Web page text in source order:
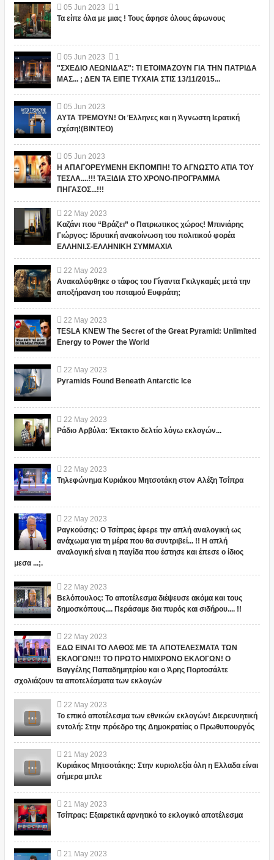
05 Jun 2023
1
Τα είπε όλα με μιας ! Τους άφησε όλους άφωνους
05 Jun 2023
1
"ΣΧΕΔΙΟ ΛΕΩΝΙΔΑΣ": ΤΙ ΕΤΟΙΜΑΖΟΥΝ ΓΙΑ ΤΗΝ ΠΑΤΡΙΔΑ
ΜΑΣ... ; ΔΕΝ ΤΑ ΕΙΠΕ ΤΥΧΑΙΑ ΣΤΙΣ 13/11/2015...
05 Jun 2023
ΑΥΤΑ ΤΡΕΜΟΥΝ! Οι Έλληνες και η Άγνωστη Ιερατική
σχέση!(ΒΙΝΤΕΟ)
05 Jun 2023
Η ΑΠΑΓΟΡΕΥΜΕΝΗ ΕΚΠΟΜΠΗ! ΤΟ ΑΓΝΩΣΤΟ ΑΤΙΑ ΤΟΥ
ΤΕΣΛΑ....!!! ΤΑΞΙΔΙΑ ΣΤΟ ΧΡΟΝΟ-ΠΡΟΓΡΑΜΜΑ
ΠΗΓΑΣΟΣ...!!!
22 May 2023
Καζάνι που “Βράζει” ο Πατριωτικος χώρος! Μπινιάρης
Γιώργος: Ιδρυτική ανακοίνωση του πολιτικού φορέα
ΕΛΛΗΝΙ.Σ-ΕΛΛΗΝΙΚΗ ΣΥΜΜΑΧΙΑ
22 May 2023
Ανακαλύφθηκε ο τάφος του Γίγαντα Γκιλγκαμές μετά την
αποξήρανση του ποταμού Ευφράτη;
22 May 2023
TESLA KNEW The Secret of the Great Pyramid: Unlimited
Energy to Power the World
22 May 2023
Pyramids Found Beneath Antarctic Ice
22 May 2023
Ράδιο Αρβύλα: Έκτακτο δελτίο λόγω εκλογών...
22 May 2023
Τηλεφώνημα Κυριάκου Μητσοτάκη στον Αλέξη Τσίπρα
22 May 2023
Ραγκούσης: Ο Τσίπρας έφερε την απλή αναλογική ως
ανάχωμα για τη μέρα που θα συντριβεί... !! Η απλή
αναλογική είναι η παγίδα που έστησε και έπεσε ο ίδιος
μεσα ...;.
22 May 2023
Βελόπουλος: Το αποτέλεσμα διέψευσε ακόμα και τους
δημοσκόπους.... Περάσαμε δια πυρός και σιδήρου.... !!
22 May 2023
ΕΔΩ ΕΙΝΑΙ ΤΟ ΛΑΘΟΣ ΜΕ ΤΑ ΑΠΟΤΕΛΕΣΜΑΤΑ ΤΩΝ
ΕΚΛΟΓΩΝ!!! ΤΟ ΠΡΩΤΟ ΗΜΙΧΡΟΝΟ ΕΚΛΟΓΩΝ! Ο
Βαγγέλης Παπαδημητρίου και ο Άρης Πορτοσάλτε
σχολιάζουν τα αποτελέσματα των εκλογών
22 May 2023
Το επικό αποτέλεσμα των εθνικών εκλογών! Διερευνητική
εντολή: Στην πρόεδρο της Δημοκρατίας ο Πρωθυπουργός
21 May 2023
Κυριάκος Μητσοτάκης: Στην κυριολεξία όλη η Ελλαδα είναι
σήμερα μπλε
21 May 2023
Τσίπρας: Εξαιρετικά αρνητικό το εκλογικό αποτέλεσμα
21 May 2023